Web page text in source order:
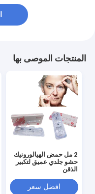
المنتجات الموصى بها
2 مل حمض الهيالورونيك
حشو جلدي عميق لتكبير
الذقن
افضل سعر